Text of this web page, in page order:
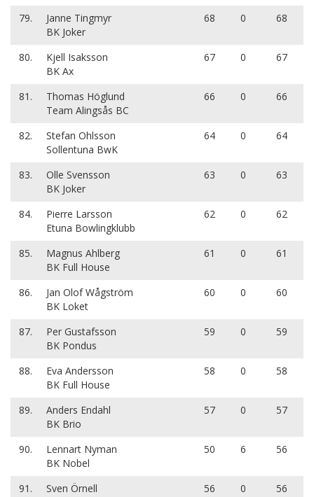
79.
Janne Tingmyr
BK Joker
68 0 68
80.
Kjell Isaksson
BK Ax
67 0 67
81.
Thomas Höglund
Team Alingsås BC
66 0 66
82.
Stefan Ohlsson
Sollentuna BwK
64 0 64
83.
Olle Svensson
BK Joker
63 0 63
84.
Pierre Larsson
Etuna Bowlingklubb
62 0 62
85.
Magnus Ahlberg
BK Full House
61 0 61
86.
Jan Olof Wågström
BK Loket
60 0 60
87.
Per Gustafsson
BK Pondus
59 0 59
88.
Eva Andersson
BK Full House
58 0 58
89.
Anders Endahl
BK Brio
57 0 57
90.
Lennart Nyman
BK Nobel
50 6 56
91.
Sven Örnell
56 0 56